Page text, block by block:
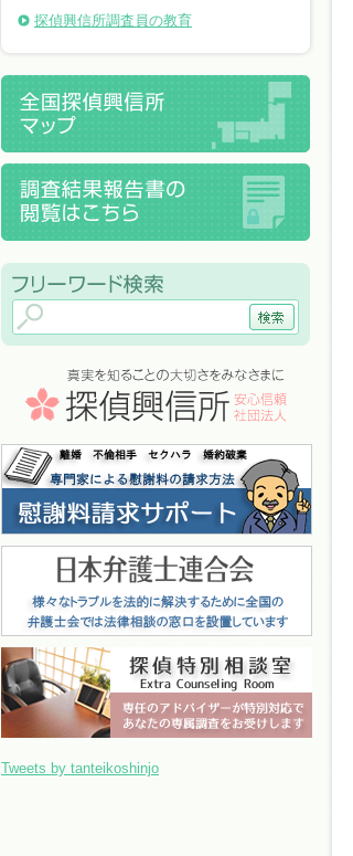
探偵興信所調査員の教育
Tweets by tanteikoshinjo